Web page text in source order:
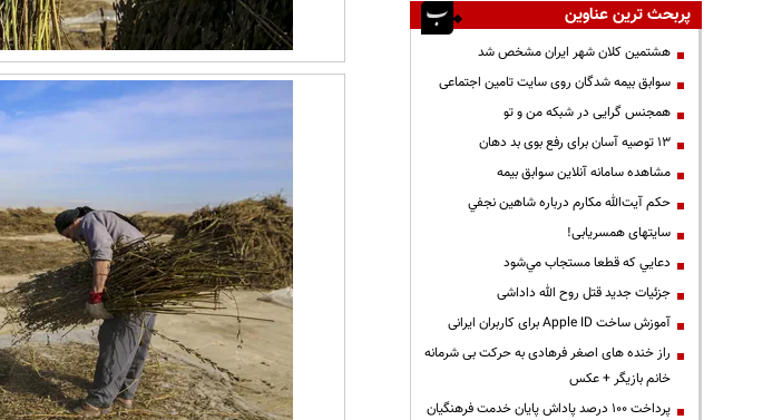
پربحث ترین عناوین
هشتمین کلان شهر ایران مشخص شد
سوابق بیمه شدگان روی سایت تامین اجتماعی
همجنس گرایی در شبکه من و تو
13 توصیه آسان برای رفع بوی بد دهان
مشاهده سامانه آنلاين سوابق بیمه
حكم آيت‌الله مكارم درباره شاهين نجفي
سایتهای همسریابی!
دعايي كه قطعا مستجاب مي‌شود
جزئیات جدید قتل روح الله داداشی
آموزش ساخت Apple ID برای کاربران ایرانی
راز خنده های اصغر فرهادی به حرکت بی شرمانه
خانم بازیگر + عکس
پرداخت ۱۰۰ درصد پاداش پایان خدمت فرهنگیان